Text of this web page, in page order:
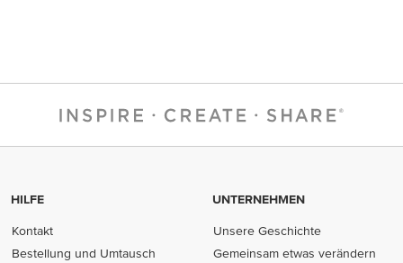
HILFE
Kontakt
Bestellung und Umtausch
UNTERNEHMEN
Unsere Geschichte
Gemeinsam etwas verändern